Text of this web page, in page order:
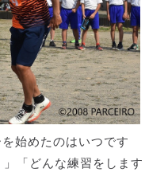
始めたのはいつです
「どんな練習をします